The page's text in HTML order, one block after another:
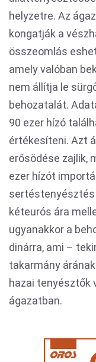
helyzetre. Az
kongatják a
összeomlás
amely valóban
nem állítja le
behozatalát.
90 ezer hízó
értékesíteni. Azt
erősödése zajlik,
ezer hízót
sertéstenyésztés
kéteurós ára
ugyanakkor a
dinárra, ami –
takarmány
hazai tenyésztők
ágazatban.